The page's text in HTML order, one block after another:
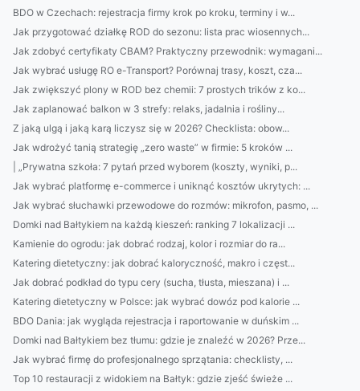
BDO w Czechach: rejestracja firmy krok po kroku, terminy i w...
Jak przygotować działkę ROD do sezonu: lista prac wiosennych...
Jak zdobyć certyfikaty CBAM? Praktyczny przewodnik: wymagani...
Jak wybrać usługę RO e-Transport? Porównaj trasy, koszt, cza...
Jak zwiększyć plony w ROD bez chemii: 7 prostych trików z ko...
Jak zaplanować balkon w 3 strefy: relaks, jadalnia i rośliny...
Z jaką ulgą i jaką karą liczysz się w 2026? Checklista: obow...
Jak wdrożyć tanią strategię „zero waste” w firmie: 5 kroków ...
| „Prywatna szkoła: 7 pytań przed wyborem (koszty, wyniki, p...
Jak wybrać platformę e-commerce i uniknąć kosztów ukrytych: ...
Jak wybrać słuchawki przewodowe do rozmów: mikrofon, pasmo, ...
Domki nad Bałtykiem na każdą kieszeń: ranking 7 lokalizacji ...
Kamienie do ogrodu: jak dobrać rodzaj, kolor i rozmiar do ra...
Katering dietetyczny: jak dobrać kaloryczność, makro i częst...
Jak dobrać podkład do typu cery (sucha, tłusta, mieszana) i ...
Katering dietetyczny w Polsce: jak wybrać dowóz pod kalorie ...
BDO Dania: jak wygląda rejestracja i raportowanie w duńskim ...
Domki nad Bałtykiem bez tłumu: gdzie je znaleźć w 2026? Prze...
Jak wybrać firmę do profesjonalnego sprzątania: checklisty, ...
Top 10 restauracji z widokiem na Bałtyk: gdzie zjeść świeże ...